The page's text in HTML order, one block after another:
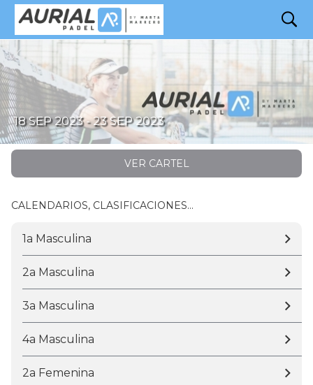
search
Prueba #3 · Augusta Padel Sant Cugat
18 SEP 2023 - 23 SEP 2023
VER CARTEL
CALENDARIOS, CLASIFICACIONES...
1a Masculina
2a Masculina
3a Masculina
4a Masculina
2a Femenina